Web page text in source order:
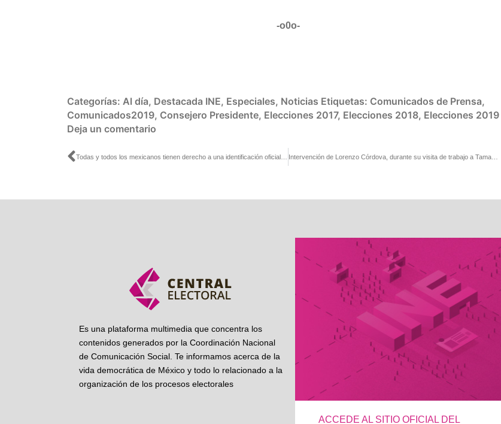
-o0o-
Categorías: Al día, Destacada INE, Especiales, Noticias Etiquetas: Comunicados de Prensa,
Comunicados2019, Consejero Presidente, Elecciones 2017, Elecciones 2018, Elecciones 2019
Deja un comentario
Ant
Es una plataforma multimedia que concentra los
contenidos generados por la Coordinación Nacional
de Comunicación Social. Te informamos acerca de la
vida democrática de México y todo lo relacionado a la
organización de los procesos electorales
ACCEDE AL SITIO OFICIAL DEL